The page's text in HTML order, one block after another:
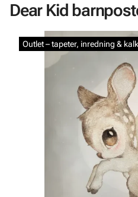
Dear Kid
Outlet – tapeter, inredning &
Hoppa över bilder